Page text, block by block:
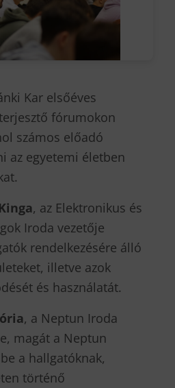
Kar elsőéves
fórumokon
számos előadó
az egyetemi életben
, az Elektronikus és
Iroda vezetője
rendelkezésére álló
illetve azok
és használatát.
, a Neptun Iroda
magát a Neptun
a hallgatóknak,
történő